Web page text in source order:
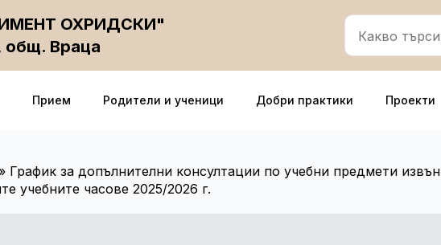
ОХРИДСКИ"
общ. Враца
Прием Родители и ученици Добри практики Проекти
» График за допълнителни консултации по учебни предмети извън
учебните часове 2025/2026 г.